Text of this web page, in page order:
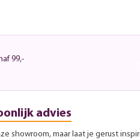
99,-
advies
showroom, maar laat je gerust